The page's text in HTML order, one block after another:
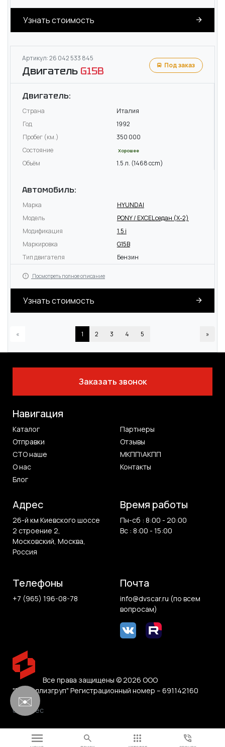
Узнать стоимость
Артикул: 26 042 533 845
Двигатель G15B Под заказ
Двигатель:
Страна
Италия
Год
1992
Пробег (км.)
350 000
Состояние
Хорошее
Объём 1.5 л. (1468 ccm)
Автомобиль:
Марка
HYUNDAI
Модель
PONY / EXCEL седан (X-2)
Модификация
1.5 i
Маркировка
G15B
Тип двигателя
Бензин
Посмотреть полное описание
Узнать стоимость
« 1 2 3 4 5 »
Заказать звонок
Все права защищены © 2026 ООО
"Белвиллизгруп" Регистрационный номер – 691142160
Навигация
Каталог
Партнеры
Отправки
Отзывы
СТО наше
МКПП\АКПП
О нас
Контакты
Блог
Адрес
26-й км Киевского шоссе
2 строение 2,
Московский, Москва,
Россия
Время работы
Пн-сб : 8:00 - 20:00
Вс : 8:00 - 15:00
Телефоны
+7 (965) 196-08-78
Почта
info@dvscar.ru (по всем
вопросам)
0.146 sec
✉️